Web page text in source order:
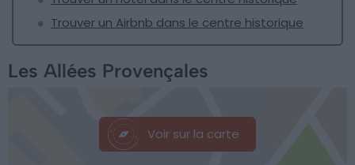
Trouver un Airbnb dans le centre historique
Les Allées Provençales
Voir sur la carte